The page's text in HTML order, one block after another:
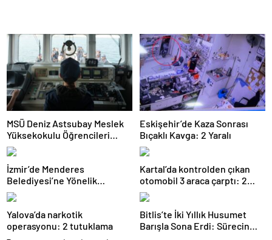
MSÜ Deniz Astsubay Meslek
Yüksekokulu Öğrencileri
Geleceğe Hazırlanıyor
Eskişehir’de Kaza Sonrası
Bıçaklı Kavga: 2 Yaralı
İzmir’de Menderes
Belediyesi’ne Yönelik
Soruşturmada 16 Şüpheli
Adliyede
Kartal’da kontrolden çıkan
otomobil 3 araca çarptı: 2
yaralı
Yalova’da narkotik
operasyonu: 2 tutuklama
Bitlis’te İki Yıllık Husumet
Barışla Sona Erdi: Sürecin